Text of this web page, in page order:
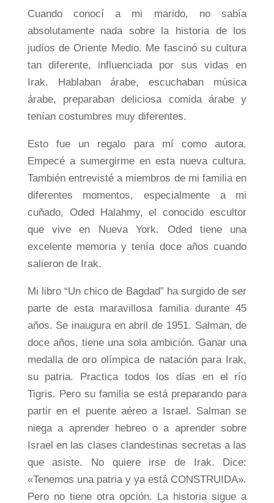
Cuando conocí a mi marido, no sabía
absolutamente nada sobre la historia de los
judíos de Oriente Medio. Me fascinó su cultura
tan diferente, influenciada por sus vidas en
Irak. Hablaban árabe, escuchaban música
árabe, preparaban deliciosa comida árabe y
tenían costumbres muy diferentes.
Esto fue un regalo para mí como autora.
Empecé a sumergirme en esta nueva cultura.
También entrevisté a miembros de mi familia en
diferentes momentos, especialmente a mi
cuñado, Oded Halahmy, el conocido escultor
que vive en Nueva York. Oded tiene una
excelente memoria y tenía doce años cuando
salieron de Irak.
Mi libro “Un chico de Bagdad” ha surgido de ser
parte de esta maravillosa familia durante 45
años. Se inaugura en abril de 1951. Salman, de
doce años, tiene una sola ambición. Ganar una
medalla de oro olímpica de natación para Irak,
su patria. Practica todos los días en el río
Tigris. Pero su familia se está preparando para
partir en el puente aéreo a Israel. Salman se
niega a aprender hebreo o a aprender sobre
Israel en las clases clandestinas secretas a las
que asiste. No quiere irse de Irak. Dice:
«Tenemos una patria y ya está CONSTRUIDA».
Pero no tiene otra opción. La historia sigue a